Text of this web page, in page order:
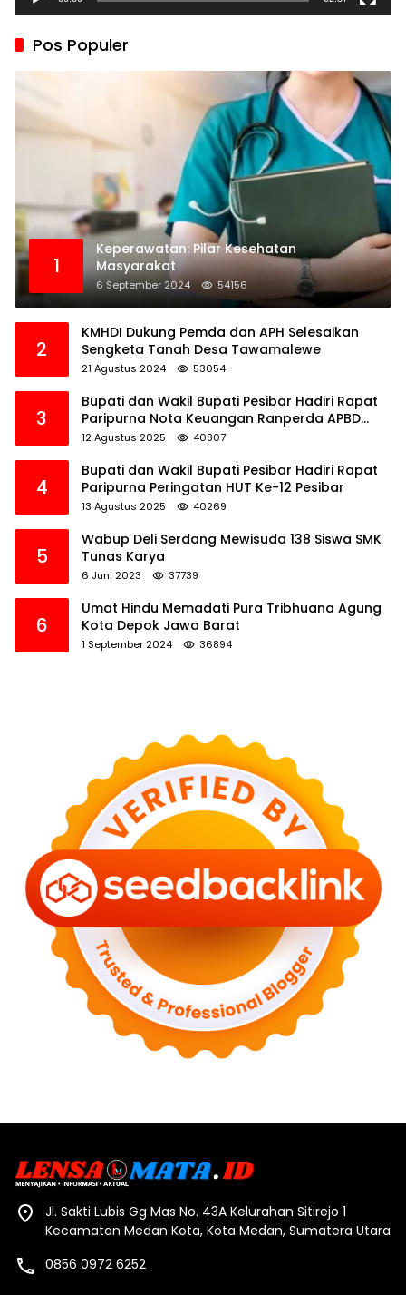
Pos Populer
1
Keperawatan: Pilar Kesehatan
Masyarakat
6 September 2024 54156
2
KMHDI Dukung Pemda dan APH Selesaikan
Sengketa Tanah Desa Tawamalewe
21 Agustus 2024 53054
3
Bupati dan Wakil Bupati Pesibar Hadiri Rapat
Paripurna Nota Keuangan Ranperda APBD
Perubahan TA 2025
12 Agustus 2025 40807
4
Bupati dan Wakil Bupati Pesibar Hadiri Rapat
Paripurna Peringatan HUT Ke-12 Pesibar
13 Agustus 2025 40269
5
Wabup Deli Serdang Mewisuda 138 Siswa SMK
Tunas Karya
6 Juni 2023 37739
6
Umat Hindu Memadati Pura Tribhuana Agung
Kota Depok Jawa Barat
1 September 2024 36894
Jl. Sakti Lubis Gg Mas No. 43A Kelurahan Sitirejo 1
Kecamatan Medan Kota, Kota Medan, Sumatera Utara
0856 0972 6252